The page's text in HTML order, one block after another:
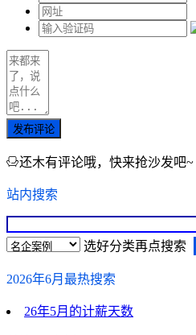
发布评论
还木有评论哦，快来抢沙发吧~
站内搜索
选好分类再点搜索
2026年6月最热搜索
26年5月的计薪天数